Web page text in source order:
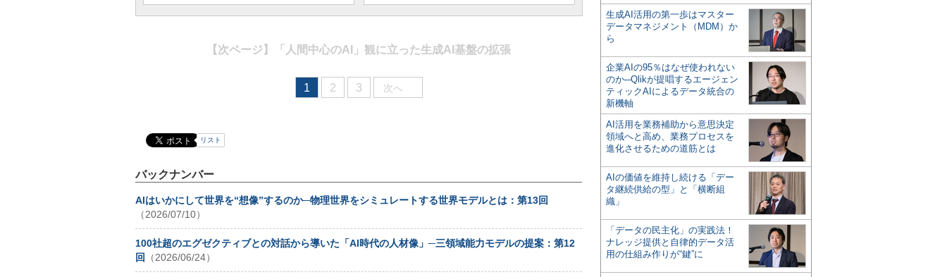
【次ページ】 「人間中心のAI」観に立った生成AI基盤の拡張
1 2 3 次へ
リスト
バックナンバー
AIはいかにして世界を“想像”するのか─物理世界をシミュレートする世界モデルとは：第13回
（2026/07/10）
100社超のエグゼクティブとの対話から導いた「AI時代の人材像」─三領域能力モデルの提案：第12
回
（2026/06/24）
生成AI活用の第一歩はマスター
データマネジメント（MDM）か
ら
企業AIの95％はなぜ使われない
のか─Qlikが提唱するエージェン
ティックAIによるデータ統合の
新機軸
AI活用を業務補助から意思決定
領域へと高め、業務プロセスを
進化させるための道筋とは
AIの価値を維持し続ける「デー
タ継続供給の型」と「横断組
織」
「データの民主化」の実践法！
ナレッジ提供と自律的データ活
用の仕組み作りが“鍵”に